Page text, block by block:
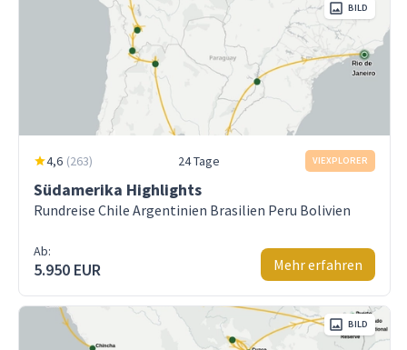
BILD
4,6 (263) 24 Tage VIEXPLORER
Südamerika Highlights
Rundreise Chile Argentinien Brasilien Peru Bolivien
Ab:
5.950 EUR Mehr erfahren
BILD